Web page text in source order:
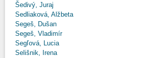
Šedivý, Juraj
Sedliaková, Alžbeta
Segeš, Dušan
Segeš, Vladimír
Segľová, Lucia
Selišnik, Irena